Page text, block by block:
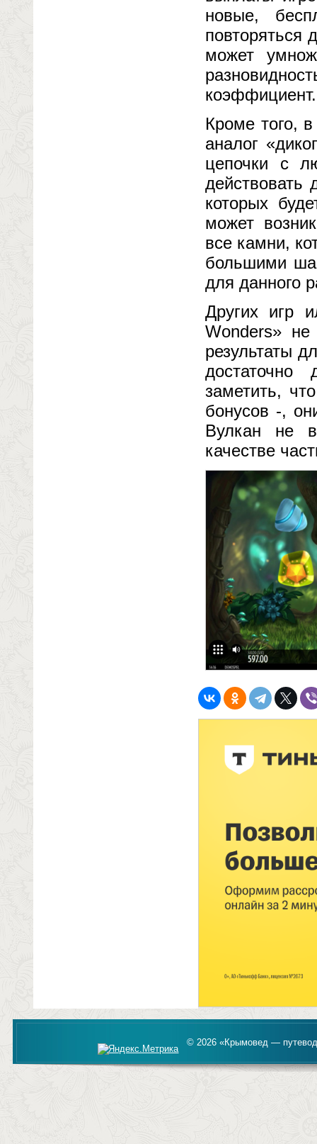
новые,
повторяться
может
коэффициент.
Кроме того,
аналог
цепочки с
действовать
которых
может
все камни,
большими
для данного
Других игр
Wonders»
результаты
достаточно
заметить,
бонусов -,
Вулкан не
качестве
© 2026 «Крымовед —